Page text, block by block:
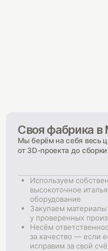
Своя фабрика в
Мы берём на себя весь
от 3D-проекта до сборки
Используем
высокоточное
оборудование
Закупаем
у проверенных
Несём
за качество — если
исправим за свой